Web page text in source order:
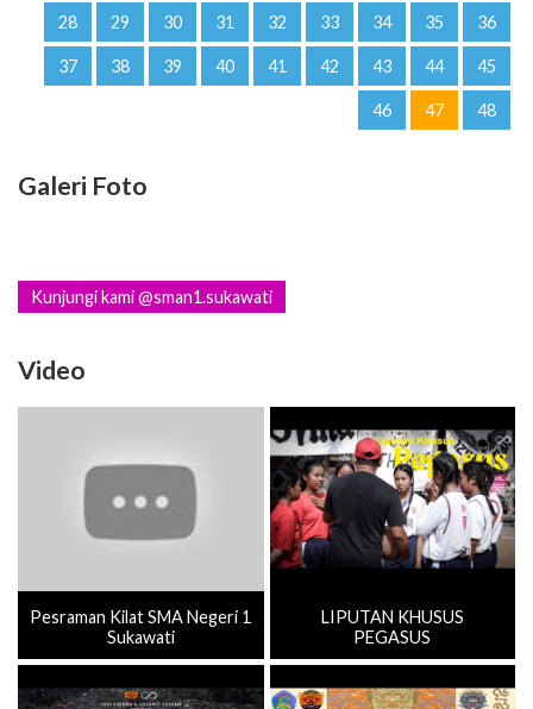
28 29 30 31 32 33 34 35 36
37 38 39 40 41 42 43 44 45
46 47 48
Galeri Foto
Kunjungi kami @sman1.sukawati
Video
Pesraman Kilat SMA Negeri 1
Sukawati
LIPUTAN KHUSUS
PEGASUS